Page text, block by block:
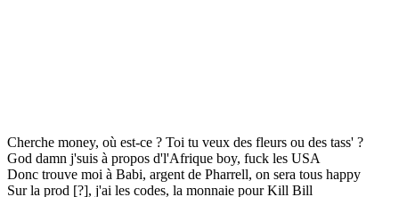
Cherche money, où est-ce ? Toi tu veux des fleurs ou des tass' ?
God damn j'suis à propos d'l'Afrique boy, fuck les USA
Donc trouve moi à Babi, argent de Pharrell, on sera tous happy
Sur la prod [?], j'ai les codes, la monnaie pour Kill Bill